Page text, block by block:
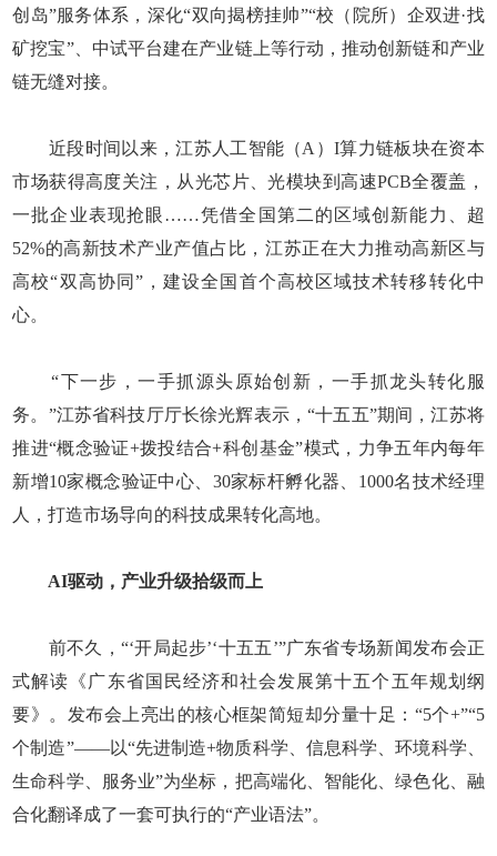
创岛”服务体系，深化“双向揭榜挂帅”“校（院所）企双进·找
矿挖宝”、中试平台建在产业链上等行动，推动创新链和产业
链无缝对接。
近段时间以来，江苏人工智能（A）I算力链板块在资本
市场获得高度关注，从光芯片、光模块到高速PCB全覆盖，
一批企业表现抢眼……凭借全国第二的区域创新能力、超
52%的高新技术产业产值占比，江苏正在大力推动高新区与
高校“双高协同”，建设全国首个高校区域技术转移转化中
心。
“下一步，一手抓源头原始创新，一手抓龙头转化服
务。”江苏省科技厅厅长徐光辉表示，“十五五”期间，江苏将
推进“概念验证+拨投结合+科创基金”模式，力争五年内每年
新增10家概念验证中心、30家标杆孵化器、1000名技术经理
人，打造市场导向的科技成果转化高地。
AI驱动，产业升级拾级而上
前不久，“‘开局起步’‘十五五’”广东省专场新闻发布会正
式解读《广东省国民经济和社会发展第十五个五年规划纲
要》。发布会上亮出的核心框架简短却分量十足：“5个+”“5
个制造”——以“先进制造+物质科学、信息科学、环境科学、
生命科学、服务业”为坐标，把高端化、智能化、绿色化、融
合化翻译成了一套可执行的“产业语法”。